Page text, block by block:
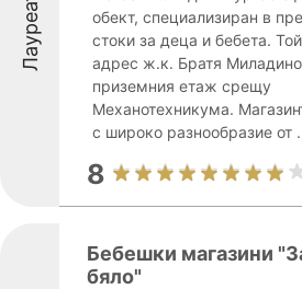
Лауреати
обект, специализиран в
стоки за деца и бебета.
адрес ж.к. Братя
приземния етаж срещу
Механотехникума.
с широко разнообразие от
8
Бебешки магазини
бяло"